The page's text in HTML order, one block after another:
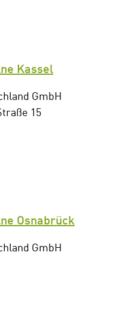
Kassel
GmbH
15
Osnabrück
GmbH